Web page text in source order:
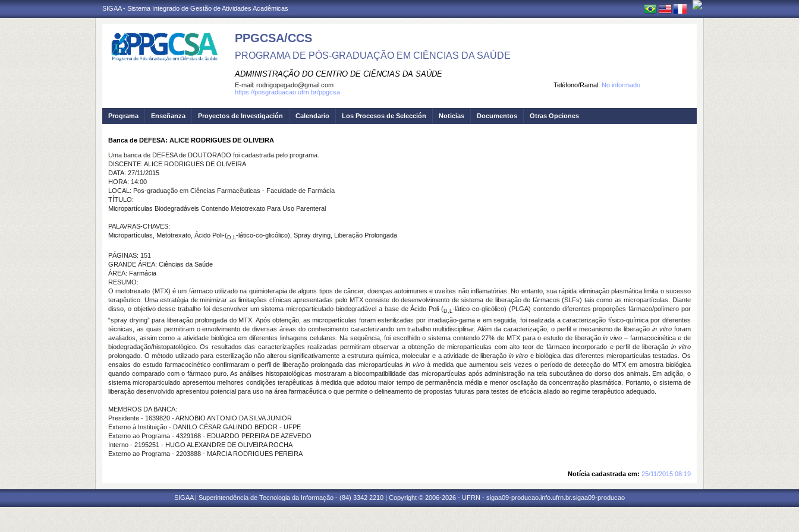
SIGAA - Sistema Integrado de Gestão de Atividades Acadêmicas
PPGCSA/CCS
PROGRAMA DE PÓS-GRADUAÇÃO EM CIÊNCIAS DA SAÚDE
ADMINISTRAÇÃO DO CENTRO DE CIÊNCIAS DA SAÚDE
Teléfono/Ramal: No informado
E-mail: rodrigopegado@gmail.com
https://posgraduacao.ufrn.br/ppgcsa
Programa Enseñanza Proyectos de Investigación Calendario Los Procesos de Selección Noticias Documentos Otras Opciones
Banca de DEFESA: ALICE RODRIGUES DE OLIVEIRA
Uma banca de DEFESA de DOUTORADO foi cadastrada pelo programa.
DISCENTE: ALICE RODRIGUES DE OLIVEIRA
DATA: 27/11/2015
HORA: 14:00
LOCAL: Pos-graduação em Ciências Farmacêuticas - Faculdade de Farmácia
TÍTULO:
Micropartículas Biodegradáveis Contendo Metotrexato Para Uso Parenteral
PALAVRAS-CHAVES:
Micropartículas, Metotrexato, Ácido Poli-(D,L-lático-co-glicólico), Spray drying, Liberação Prolongada
PÁGINAS: 151
GRANDE ÁREA: Ciências da Saúde
ÁREA: Farmácia
RESUMO:
O metotrexato (MTX) é um fármaco utilizado na quimioterapia de alguns tipos de câncer, doenças autoimunes e uveítes não inflamatórias. No entanto, sua rápida eliminação plasmática limita o sucesso
terapêutico. Uma estratégia de minimizar as limitações clínicas apresentadas pelo MTX consiste do desenvolvimento de sistema de liberação de fármacos (SLFs) tais como as micropartículas. Diante
disso, o objetivo desse trabalho foi desenvolver um sistema microparticulado biodegradável a base de Ácido Poli-(D,L-lático-co-glicólico) (PLGA) contendo diferentes proporções fármaco/polímero por
“spray drying” para liberação prolongada do MTX. Após obtenção, as micropartículas foram esterilizadas por irradiação-gama e em seguida, foi realizada a caracterização físico-química por diferentes
técnicas, as quais permitiram o envolvimento de diversas áreas do conhecimento caracterizando um trabalho multidisciplinar. Além da caracterização, o perfil e mecanismo de liberaçãoin vitro foram
avaliados, assim como a atividade biológica em diferentes linhagens celulares. Na sequência, foi escolhido o sistema contendo 27% de MTX para o estudo de liberaçãoin vivo – farmacocinética e de
biodegradação/histopatológico. Os resultados das caracterizações realizadas permitiram observar a obtenção de micropartículas com alto teor de fármaco incorporado e perfil de liberação in vitro
prolongado. O método utilizado para esterilização não alterou significativamente a estrutura química, molecular e a atividade de liberação in vitro e biológica das diferentes micropartículas testadas. Os
ensaios do estudo farmacocinético confirmaram o perfil de liberação prolongada das micropartículasin vivo à medida que aumentou seis vezes o período de detecção do MTX em amostra biológica
quando comparado com o fármaco puro. As análises histopatológicas mostraram a biocompatibilidade das micropartículas após administração na tela subcutânea do dorso dos animais. Em adição, o
sistema microparticulado apresentou melhores condições terapêuticas à medida que adotou maior tempo de permanência média e menor oscilação da concentração plasmática. Portanto, o sistema de
liberação desenvolvido apresentou potencial para uso na área farmacêutica o que permite o delineamento de propostas futuras para testes de eficácia aliado ao regime terapêutico adequado.
MEMBROS DA BANCA:
Presidente - 1639820 - ARNOBIO ANTONIO DA SILVA JUNIOR
Externo à Instituição - DANILO CÉSAR GALINDO BEDOR - UFPE
Externo ao Programa - 4329168 - EDUARDO PEREIRA DE AZEVEDO
Interno - 2195251 - HUGO ALEXANDRE DE OLIVEIRA ROCHA
Externo ao Programa - 2203888 - MARCIA RODRIGUES PEREIRA
Notícia cadastrada em: 25/11/2015 08:19
SIGAA | Superintendência de Tecnologia da Informação - (84) 3342 2210 | Copyright © 2006-2026 - UFRN - sigaa09-producao.info.ufrn.br.sigaa09-producao